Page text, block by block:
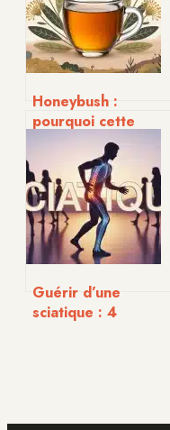
Honeybush :
pourquoi cette
infusion sud-
africaine surpasse
le rooibos ?
Guérir d’une
sciatique : 4